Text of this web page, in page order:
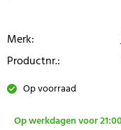
Merk:
Productnr.:
Op voorraad
Op werkdagen voor